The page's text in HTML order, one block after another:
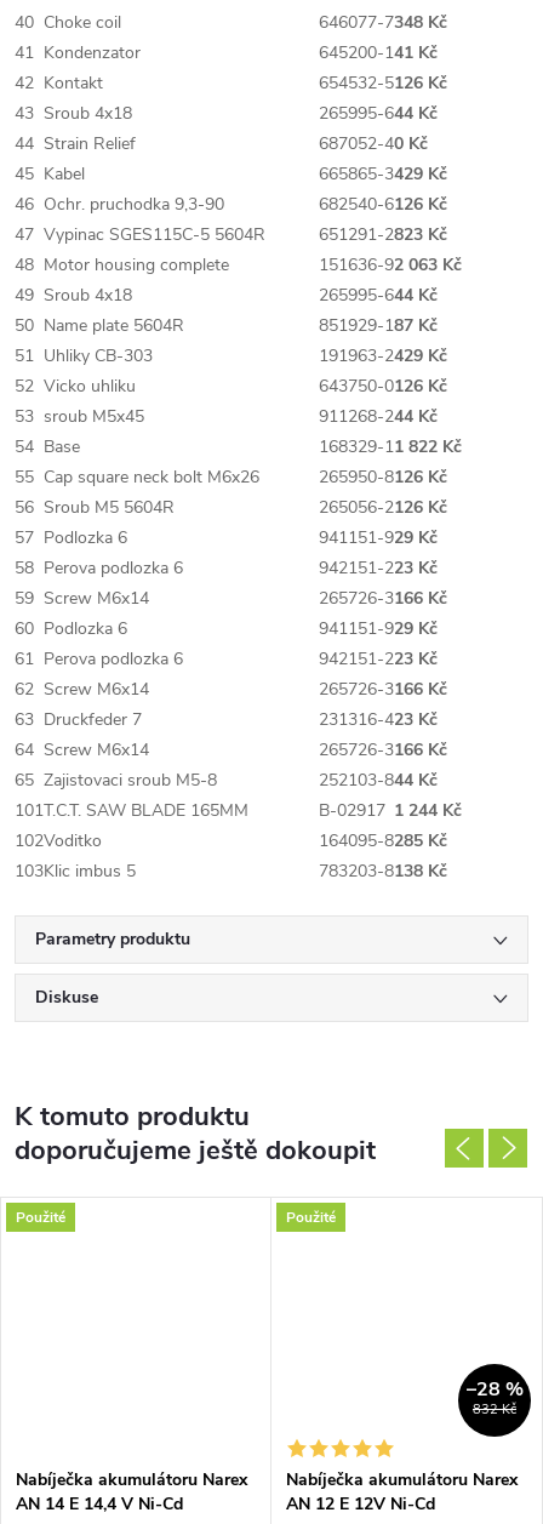
40 Choke coil 646077-7348 Kč
41 Kondenzator 645200-141 Kč
42 Kontakt 654532-5126 Kč
43 Sroub 4x18 265995-644 Kč
44 Strain Relief 687052-40 Kč
45 Kabel 665865-3429 Kč
46 Ochr. pruchodka 9,3-90 682540-6126 Kč
47 Vypinac SGES115C-5 5604R 651291-2823 Kč
48 Motor housing complete 151636-92 063 Kč
49 Sroub 4x18 265995-644 Kč
50 Name plate 5604R 851929-187 Kč
51 Uhliky CB-303 191963-2429 Kč
52 Vicko uhliku 643750-0126 Kč
53 sroub M5x45 911268-244 Kč
54 Base 168329-11 822 Kč
55 Cap square neck bolt M6x26 265950-8126 Kč
56 Sroub M5 5604R 265056-2126 Kč
57 Podlozka 6 941151-929 Kč
58 Perova podlozka 6 942151-223 Kč
59 Screw M6x14 265726-3166 Kč
60 Podlozka 6 941151-929 Kč
61 Perova podlozka 6 942151-223 Kč
62 Screw M6x14 265726-3166 Kč
63 Druckfeder 7 231316-423 Kč
64 Screw M6x14 265726-3166 Kč
65 Zajistovaci sroub M5-8 252103-844 Kč
101T.C.T. SAW BLADE 165MM B-02917 1 244 Kč
102Voditko 164095-8285 Kč
103Klic imbus 5 783203-8138 Kč
Parametry produktu
Diskuse
K tomuto produktu
doporučujeme ještě dokoupit
Použité
Nabíječka akumulátoru Narex
AN 14 E 14,4 V Ni-Cd
Použité
832 Kč
–28 %
Nabíječka akumulátoru Narex
AN 12 E 12V Ni-Cd